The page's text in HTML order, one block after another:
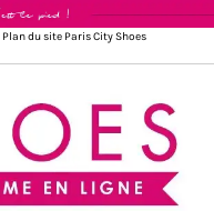
Plan du site Paris City Shoes